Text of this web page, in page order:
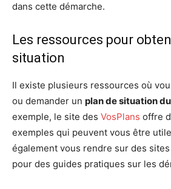
dans cette démarche.
Les ressources pour
situation
Il existe plusieurs ressources où
ou demander un plan de situation
exemple, le site des VosPlans offre
exemples qui peuvent vous être
également vous rendre sur des
pour des guides pratiques sur les